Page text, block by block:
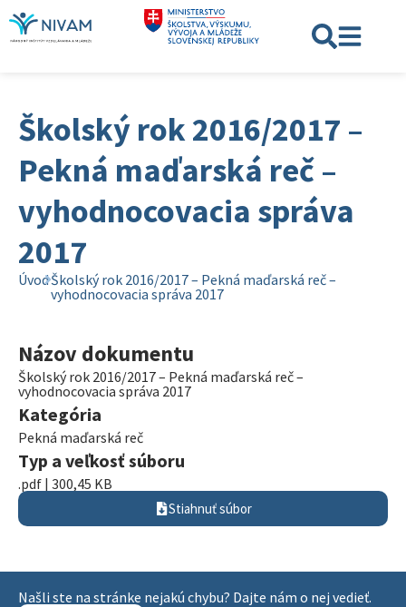
Školský rok 2016/2017 –
Pekná maďarská reč –
vyhodnocovacia správa
2017
ÚvodŠkolský rok 2016/2017 – Pekná maďarská reč –
vyhodnocovacia správa 2017
Názov dokumentu
Školský rok 2016/2017 – Pekná maďarská reč –
vyhodnocovacia správa 2017
Kategória
Pekná maďarská reč
Typ a veľkosť súboru
.pdf | 300,45 KB
Stiahnuť súbor
Našli ste na stránke nejakú chybu? Dajte nám o nej vedieť.